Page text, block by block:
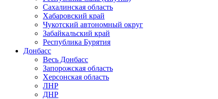
Сахалинская область
Хабаровский край
Чукотский автономный округ
Забайкальский край
Республика Бурятия
Донбасс
Весь Донбасс
Запорожская область
Херсонская область
ЛНР
ДНР